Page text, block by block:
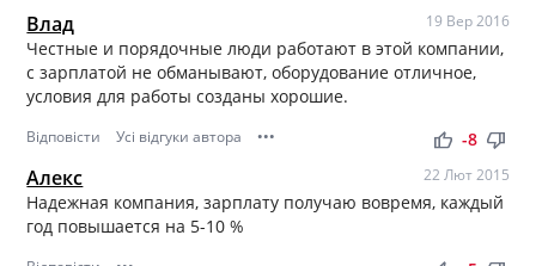
Влад 19 Вер 2016
Честные и порядочные люди работают в этой компании,
с зарплатой не обманывают, оборудование отличное,
условия для работы созданы хорошие.
Відповісти Усі відгуки автора ••• thumb_up thumb_down
-8
Алекс 22 Лют 2015
Надежная компания, зарплату получаю вовремя, каждый
год повышается на 5-10 %